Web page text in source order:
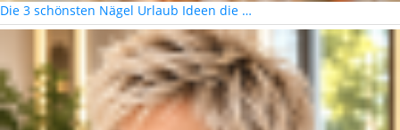
Die 3 schönsten Nägel Urlaub Ideen die …